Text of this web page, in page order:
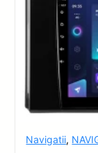
Navigatii,